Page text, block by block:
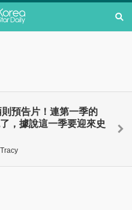
則預告片！連第一季的
，據說這一季要迎來史
Tracy